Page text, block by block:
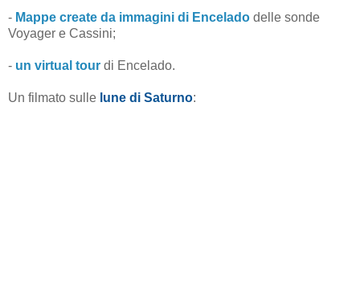
- Mappe create da immagini di Encelado delle sonde
Voyager e Cassini;
- un virtual tour di Encelado.
Un filmato sulle lune di Saturno: